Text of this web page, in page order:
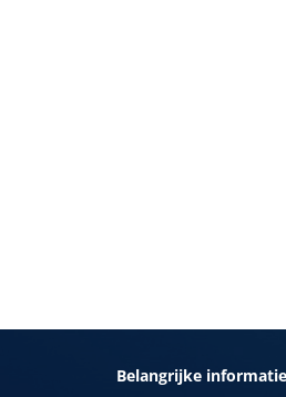
Belangrijke informatie